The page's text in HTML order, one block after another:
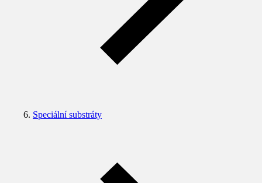
Speciální substráty